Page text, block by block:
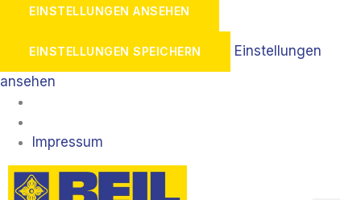
EINSTELLUNGEN ANSEHEN
EINSTELLUNGEN SPEICHERN
Einstellungen
ansehen
Impressum